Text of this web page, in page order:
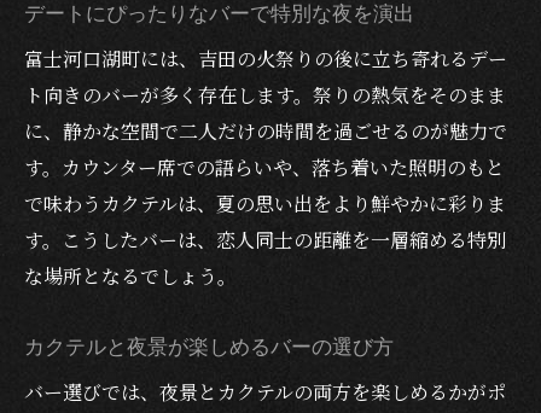
デートにぴったりなバーで特別な夜を演出
富士河口湖町には、吉田の火祭りの後に立ち寄れるデー
ト向きのバーが多く存在します。祭りの熱気をそのまま
に、静かな空間で二人だけの時間を過ごせるのが魅力で
す。カウンター席での語らいや、落ち着いた照明のもと
で味わうカクテルは、夏の思い出をより鮮やかに彩りま
す。こうしたバーは、恋人同士の距離を一層縮める特別
な場所となるでしょう。
カクテルと夜景が楽しめるバーの選び方
バー選びでは、夜景とカクテルの両方を楽しめるかがポ